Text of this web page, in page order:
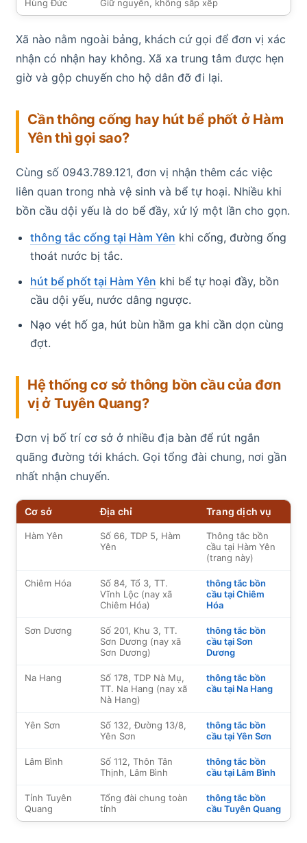
Hùng Đức Giữ nguyên, không sắp xếp
Xã nào nằm ngoài bảng, khách cứ gọi để đơn vị xác
nhận có nhận hay không. Xã xa trung tâm được hẹn
giờ và gộp chuyến cho hộ dân đỡ đi lại.
Cần thông cống hay hút bể phốt ở Hàm
Yên thì gọi sao?
Cùng số 0943.789.121, đơn vị nhận thêm các việc
liên quan trong nhà vệ sinh và bể tự hoại. Nhiều khi
bồn cầu dội yếu là do bể đầy, xử lý một lần cho gọn.
thông tắc cống tại Hàm Yên khi cống, đường ống
thoát nước bị tắc.
hút bể phốt tại Hàm Yên khi bể tự hoại đầy, bồn
cầu dội yếu, nước dâng ngược.
Nạo vét hố ga, hút bùn hầm ga khi cần dọn cùng
đợt.
Hệ thống cơ sở thông bồn cầu của đơn
vị ở Tuyên Quang?
Đơn vị bố trí cơ sở ở nhiều địa bàn để rút ngắn
quãng đường tới khách. Gọi tổng đài chung, nơi gần
nhất nhận chuyến.
Cơ sở Địa chỉ Trang dịch vụ
Hàm Yên
Số 66, TDP 5, Hàm
Yên
Thông tắc bồn
cầu tại Hàm Yên
(trang này)
Chiêm Hóa
Số 84, Tổ 3, TT.
Vĩnh Lộc (nay xã
Chiêm Hóa)
thông tắc bồn
cầu tại Chiêm
Hóa
Sơn Dương
Số 201, Khu 3, TT.
Sơn Dương (nay xã
Sơn Dương)
thông tắc bồn
cầu tại Sơn
Dương
Na Hang
Số 178, TDP Nà Mụ,
TT. Na Hang (nay xã
Nà Hang)
thông tắc bồn
cầu tại Na Hang
Yên Sơn
Số 132, Đường 13/8,
Yên Sơn
thông tắc bồn
cầu tại Yên Sơn
Lâm Bình
Số 112, Thôn Tân
Thịnh, Lâm Bình
thông tắc bồn
cầu tại Lâm Bình
Tỉnh Tuyên
Quang
Tổng đài chung toàn
tỉnh
thông tắc bồn
cầu Tuyên Quang